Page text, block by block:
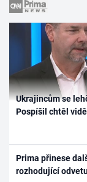
Ukrajincům se
Pospíšil chtěl
Prima přinese
rozhodující